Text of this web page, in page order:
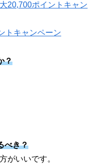
20,700ポイントキャン
トキャンペーン
？
べき？
がいいです。